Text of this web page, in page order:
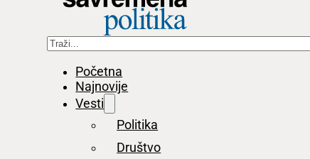
Pretraga
Početna
Najnovije
Vesti
Politika
Društvo